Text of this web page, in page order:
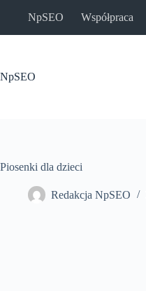
NpSEO Współpraca
NpSEO
Piosenki dla dzieci
Redakcja NpSEO